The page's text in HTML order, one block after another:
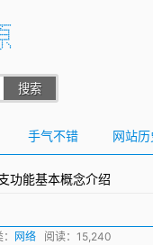
手气不错 网站历
功能基本概念介绍
网络 阅读：15,240